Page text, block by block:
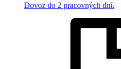
Dovoz do 2 pracovných dní.